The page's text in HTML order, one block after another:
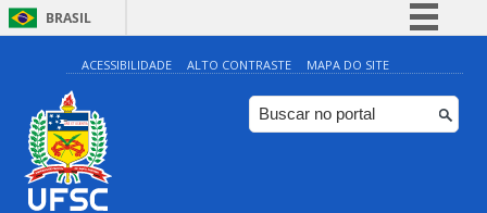
BRASIL
Simplifique!
Comunica BR
Participe
ACESSIBILIDADE ALTO CONTRASTE MAPA DO SITE